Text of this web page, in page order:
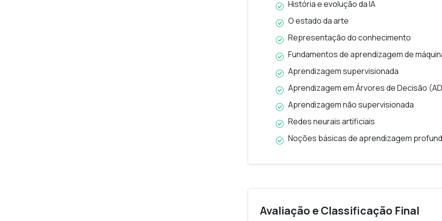
História e evolução da IA
O estado da arte
Representação do conhecimento
Fundamentos de aprendizagem de
Aprendizagem supervisionada
Aprendizagem em Árvores de Decisão
Aprendizagem não supervisionada
Redes neurais artificiais
Noções básicas de aprendizagem
Avaliação e Classificação Final